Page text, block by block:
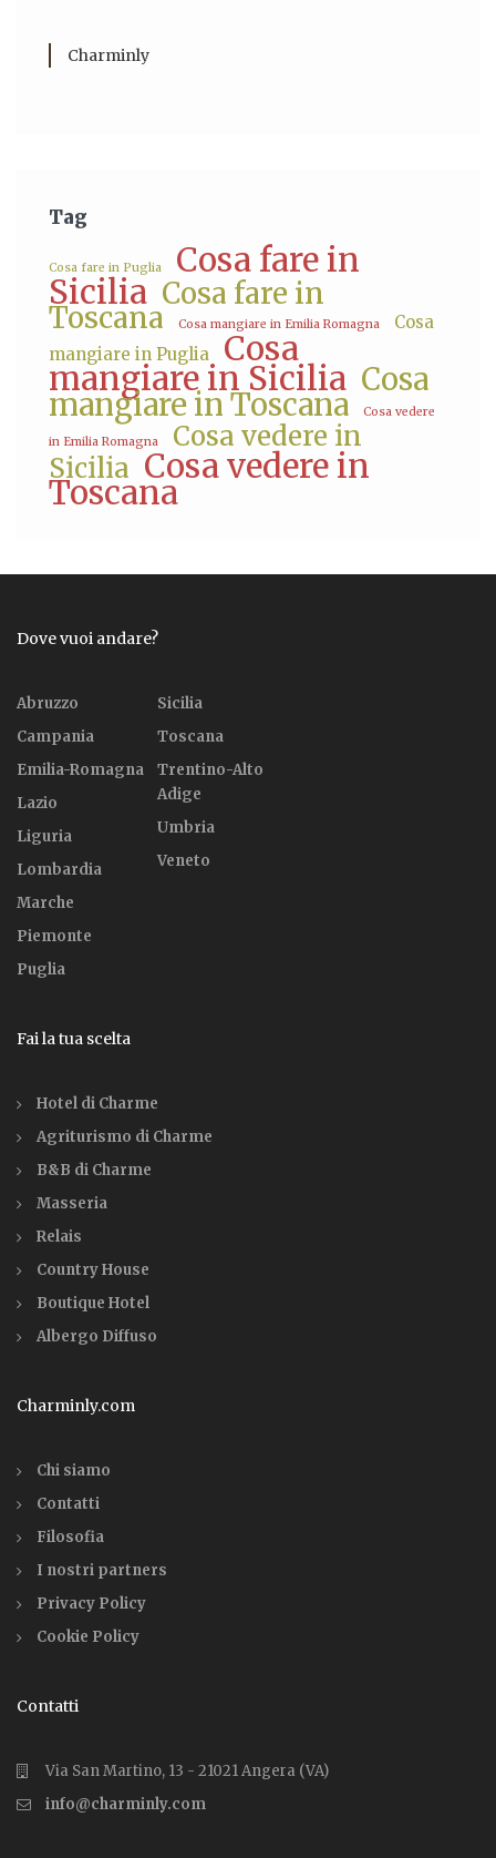
Charminly
Tag
Cosa fare in Puglia Cosa fare in
Sicilia Cosa fare in
Toscana Cosa mangiare in Emilia Romagna
Cosa
mangiare in Puglia
Cosa
mangiare in Sicilia Cosa
mangiare in Toscana Cosa vedere
in Emilia Romagna
Cosa vedere in
Sicilia Cosa vedere in
Toscana
Dove vuoi andare?
Abruzzo
Campania
Emilia-Romagna
Lazio
Liguria
Lombardia
Marche
Piemonte
Puglia
Sicilia
Toscana
Trentino-Alto
Adige
Umbria
Veneto
Fai la tua scelta
Hotel di Charme
Agriturismo di Charme
B&B di Charme
Masseria
Relais
Country House
Boutique Hotel
Albergo Diffuso
Charminly.com
Chi siamo
Contatti
Filosofia
I nostri partners
Privacy Policy
Cookie Policy
Contatti
Via San Martino, 13 - 21021 Angera (VA)
info@charminly.com